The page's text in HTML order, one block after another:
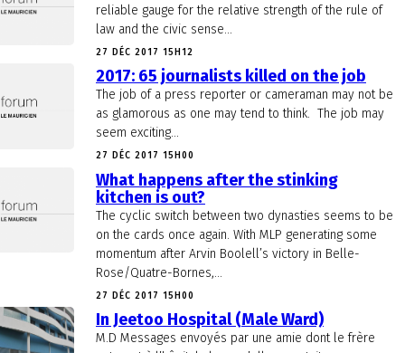
reliable gauge for the relative strength of the rule of
law and the civic sense...
27 DÉC 2017 15H12
2017: 65 journalists killed on the job
The job of a press reporter or cameraman may not be
as glamorous as one may tend to think. The job may
seem exciting...
27 DÉC 2017 15H00
What happens after the stinking
kitchen is out?
The cyclic switch between two dynasties seems to be
on the cards once again. With MLP generating some
momentum after Arvin Boolell’s victory in Belle-
Rose/Quatre-Bornes,...
27 DÉC 2017 15H00
In Jeetoo Hospital (Male Ward)
M.D Messages envoyés par une amie dont le frère